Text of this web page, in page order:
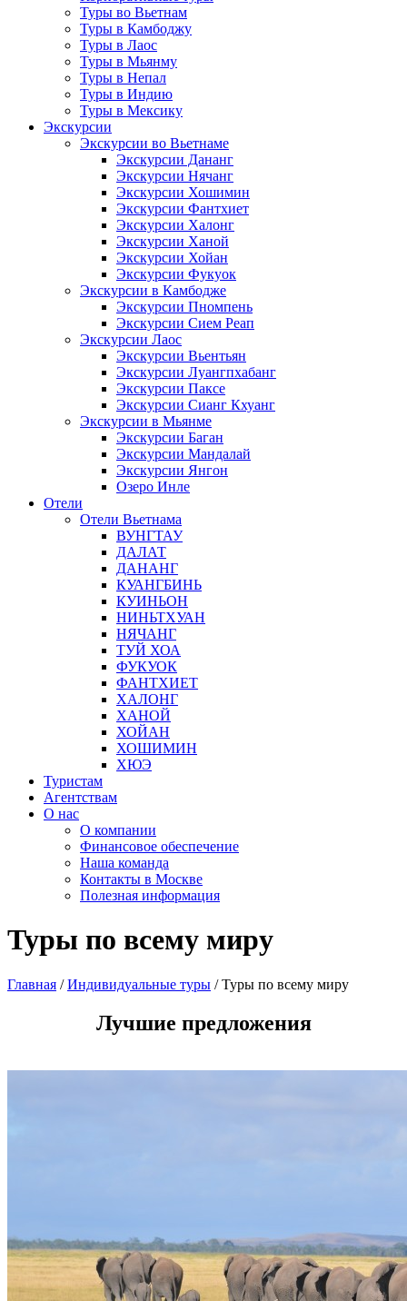
Туры во Вьетнам
Туры в Камбоджу
Туры в Лаос
Туры в Мьянму
Туры в Непал
Туры в Индию
Туры в Мексику
Экскурсии
Экскурсии во Вьетнаме
Экскурсии Дананг
Экскурсии Нячанг
Экскурсии Хошимин
Экскурсии Фантхиет
Экскурсии Халонг
Экскурсии Ханой
Экскурсии Хойан
Экскурсии Фукуок
Экскурсии в Камбодже
Экскурсии Пномпень
Экскурсии Сием Реап
Экскурсии Лаос
Экскурсии Вьентьян
Экскурсии Луангпхабанг
Экскурсии Паксе
Экскурсии Сианг Кхуанг
Экскурсии в Мьянме
Экскурсии Баган
Экскурсии Мандалай
Экскурсии Янгон
Озеро Инле
Отели
Отели Вьетнама
ВУНГТАУ
ДАЛАТ
ДАНАНГ
КУАНГБИНЬ
КУИНЬОН
НИНЬТХУАН
НЯЧАНГ
ТУЙ ХОА
ФУКУОК
ФАНТХИЕТ
ХАЛОНГ
ХАНОЙ
ХОЙАН
ХОШИМИН
ХЮЭ
Туристам
Агентствам
О нас
О компании
Финансовое обеспечение
Наша команда
Контакты в Москве
Полезная информация
Туры по всему миру
Главная /Индивидуальные туры /Туры по всему миру
Лучшие предложения